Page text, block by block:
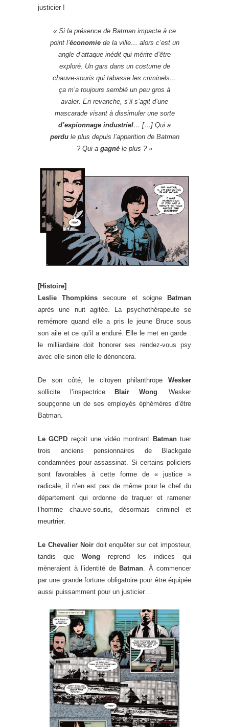
justicier !
« Si la présence de Batman impacte à ce
point l’économiede la ville… alors c’est un
angle d’attaque inédit qui mérite d’être
exploré. Un gars dans un costume de
chauve-souris qui tabasse les criminels…
ça m’a toujours semblé un peu gros à
avaler. En revanche, s’il s’agit d’une
mascarade visant à dissimuler une sorte
d’espionnage industriel… […] Qui a
perdule plus depuis l’apparition de Batman
? Qui a gagné le plus ?»
[Histoire]
Leslie Thompkins secoure et soigne
Batman
après une nuit agitée. La psychothérapeute se
remémore quand elle a pris le jeune Bruce sous
son aile et ce qu’il a enduré. Elle le met en garde :
le milliardaire doit honorer ses rendez-vous psy
avec elle sinon elle le dénoncera.
De son côté, le citoyen philanthrope Wesker
sollicite l’inspectrice
Blair Wong . Wesker
soupçonne un de ses employés éphémères d’être
Batman.
Le GCPD reçoit une vidéo montrant Batmantuer
trois anciens pensionnaires de Blackgate
condamnées pour assassinat. Si certains policiers
sont favorables à cette forme de « justice »
radicale, il n’en est pas de même pour le chef du
département qui ordonne de traquer et ramener
l’homme chauve-souris, désormais criminel et
meurtrier.
Le Chevalier Noirdoit enquêter sur cet imposteur,
tandis que Wong reprend les indices qui
mèneraient à l’identité de Batman . À commencer
par une grande fortune obligatoire pour être équipée
aussi puissamment pour un justicier…